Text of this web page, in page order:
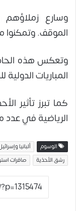
وسارع زملاؤهم
الموقف. وتمكنوا
وتعكس هذه
المباريات الدولية
كما تبرز تأثير
الرياضية في عدد
الوسوم ألبانيا
رشق الأحذية
صافرات